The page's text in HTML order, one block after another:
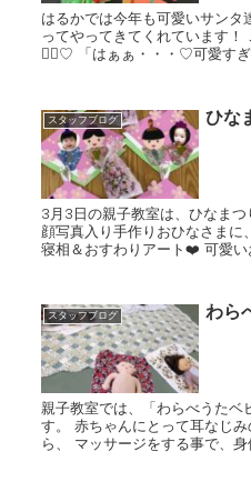
はるかでは今年も可愛いサン
ってやってきてくれています！ この姿に、スタッフ一同ため息~
😮‍💨♡ 「はぁぁ・・・♡可愛すぎる~😍」 今年も沢山のちびサン
スタッフブログ ひな
3月3日の親子教室は、ひなまつりの制作
顔写真入り手作りおひなさま
寝相＆おすわりアート❤️ 可愛いおひなさま達でいっぱいになり
スタッフブログ わら
親子教室では、「わらべうたベ
す。 赤ちゃんにとって耳なじみの良いわらべうたを歌いなが
ら、 マッサージをする事で、身体の発達を促したり、親子の信